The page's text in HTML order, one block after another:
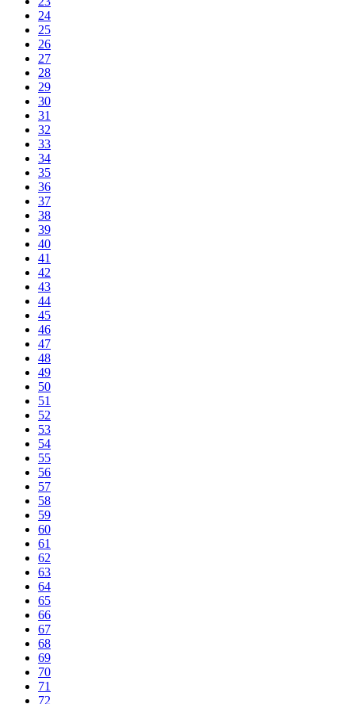
24
25
26
27
28
29
30
31
32
33
34
35
36
37
38
39
40
41
42
43
44
45
46
47
48
49
50
51
52
53
54
55
56
57
58
59
60
61
62
63
64
65
66
67
68
69
70
71
72